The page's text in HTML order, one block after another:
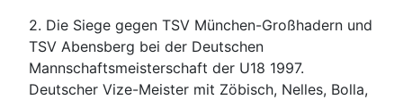
2. Die Siege gegen TSV München-Großhadern und
TSV Abensberg bei der Deutschen
Mannschaftsmeisterschaft der U18 1997.
Deutscher Vize-Meister mit Zöbisch, Nelles, Bolla,